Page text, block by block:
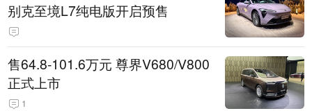
别克至境L7纯电版开启预售
售64.8-101.6万元 尊界V680/V800
正式上市
1